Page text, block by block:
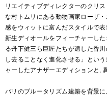
リエイティブディレクターのクリ
な村トムリにある動物画家ローザ
感をウィットに富んだスタイルで
新生ディオールをフィーチャーし
る丹下健三ら巨匠たちが遺した香
し去ることなく進化させる」とい
ャーしたアナザーエディションと,
パリのブルータリズム建築を背景